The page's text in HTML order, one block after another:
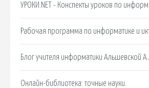
УРОКИ.NET - Конспекты уроков по
Рабочая программа по информатике и
Блог учителя информатики Альшевской
Онлайн-библиотека: точные науки.